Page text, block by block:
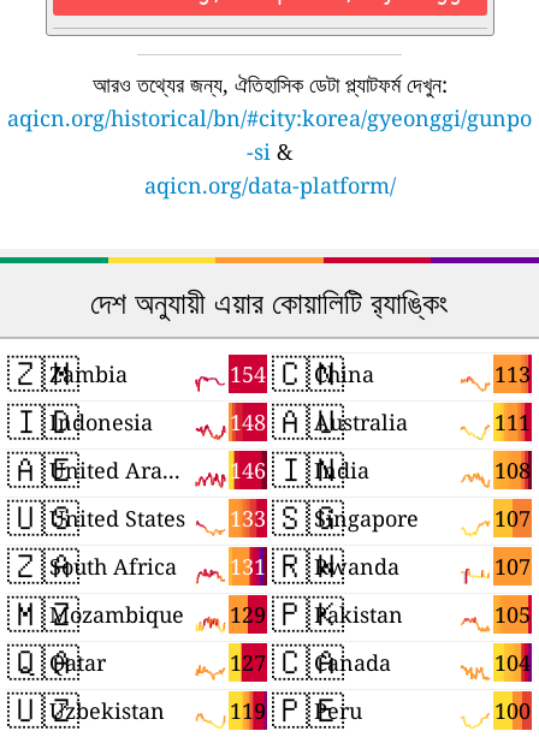
আরও তথ্যের জন্য, ঐতিহাসিক ডেটা প্ল্যাটফর্ম দেখুন:
aqicn.org/historical/bn/#city:korea/gyeonggi/gunpo
-si &
aqicn.org/data-platform/
দেশ অনুযায়ী এয়ার কোয়ালিটি র‍্যাঙ্কিং
🇿🇲 154
Zambia
🇮🇩 148
Indonesia
🇦🇪 146
United Arab Emirates
🇺🇸 133
United States
🇿🇦 131
South Africa
🇲🇿 129
Mozambique
🇶🇦 127
Qatar
🇺🇿 119
Uzbekistan
🇨🇳 113
China
🇦🇺 111
Australia
🇮🇳 108
India
🇸🇬 107
Singapore
🇷🇼 107
Rwanda
🇵🇰 105
Pakistan
🇨🇦 104
Canada
🇵🇪 100
Peru